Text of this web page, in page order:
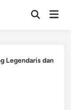
OpenMain
Legendaris dan